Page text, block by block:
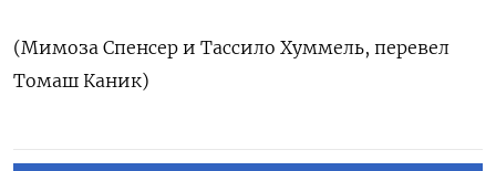
(Мимоза Спенсер и Тассило Хуммель, перевел
Томаш Каник)